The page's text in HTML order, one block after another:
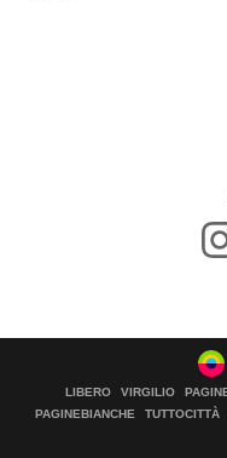
LIBERO VIRGILIO
PAGINEBIANCHE
TUTTOCITTÀ